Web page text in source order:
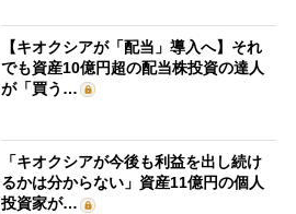
【キオクシアが「配当」導入へ】それ
でも資産10億円超の配当株投資の達人
が「買う…
「キオクシアが今後も利益を出し続け
るかは分からない」資産11億円の個人
投資家が…